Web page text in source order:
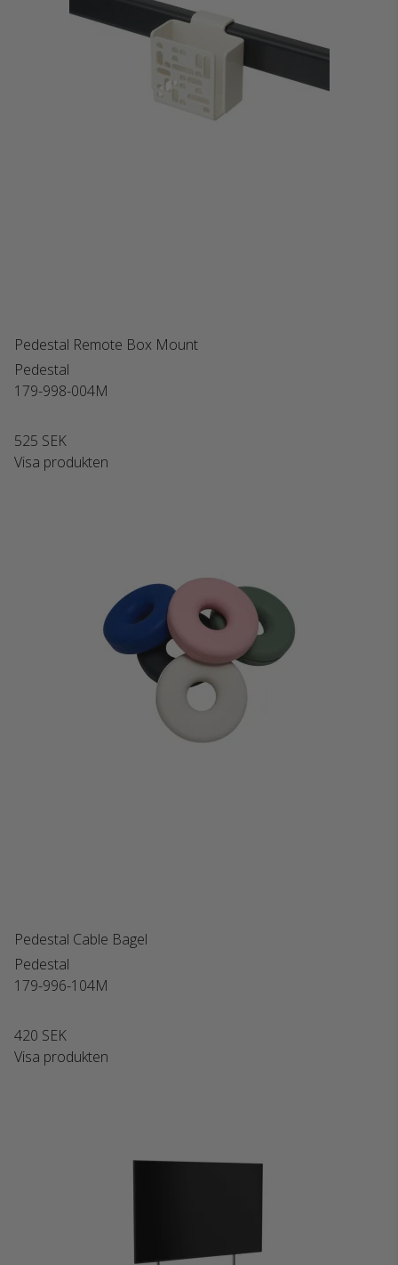
Pedestal Remote Box Mount
Pedestal
179-998-004M
525 SEK
Visa produkten
Pedestal Cable Bagel
Pedestal
179-996-104M
420 SEK
Visa produkten